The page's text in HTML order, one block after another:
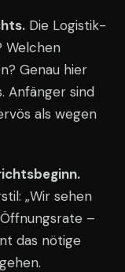
Die Logistik-
Welchen
Genau hier
Anfänger sind
als wegen
„Wir sehen
Öffnungsrate –
das nötige